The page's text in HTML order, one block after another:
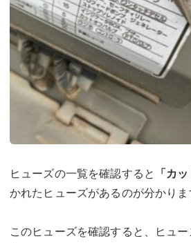
ヒューズの一覧を確認すると 「カ
かれたヒューズがあるのが分かりま
このヒューズを確認すると、ヒュ